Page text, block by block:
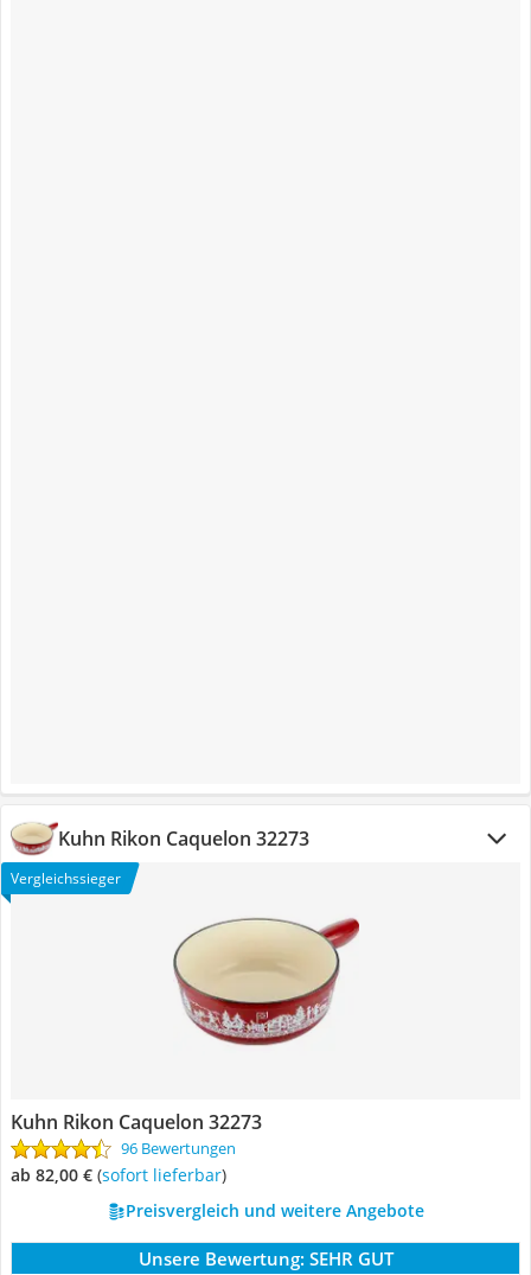
Kuhn Rikon Caquelon 32273
Vergleichssieger
Kuhn Rikon Caquelon 32273
96 Bewertungen
ab 82,00 € ( Sofort lieferbar)
Preisvergleich und weitere Angebote
Unsere Bewertung: SEHR GUT